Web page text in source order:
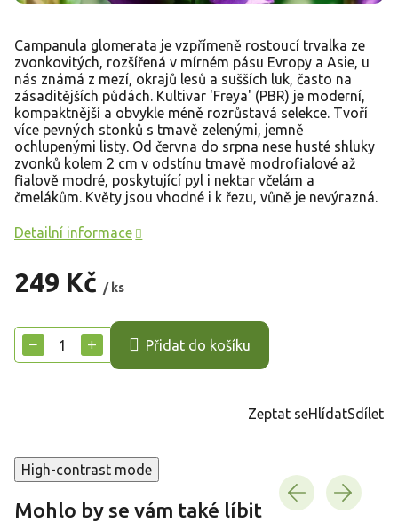
249 Kč / ks
cena:
+
− Přidat do košíku
Campanula glomerata je vzpřímeně rostoucí trvalka ze
zvonkovitých, rozšířená v mírném pásu Evropy a Asie, u
nás známá z mezí, okrajů lesů a sušších luk, často na
zásaditějších půdách. Kultivar 'Freya' (PBR) je moderní,
kompaktnější a obvykle méně rozrůstavá selekce. Tvoří
více pevných stonků s tmavě zelenými, jemně
ochlupenými listy. Od června do srpna nese husté shluky
zvonků kolem 2 cm v odstínu tmavě modrofialové až
fialově modré, poskytující pyl i nektar včelám a
čmelákům. Květy jsou vhodné i k řezu, vůně je nevýrazná.
Detailní informace
Zeptat seHlídatSdílet
High-contrast mode
Mohlo by se vám také líbit